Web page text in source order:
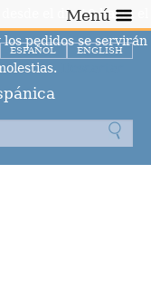
ESPAÑOL ENGLISH
Menú
el día 10 hasta el
pedidos se servirán